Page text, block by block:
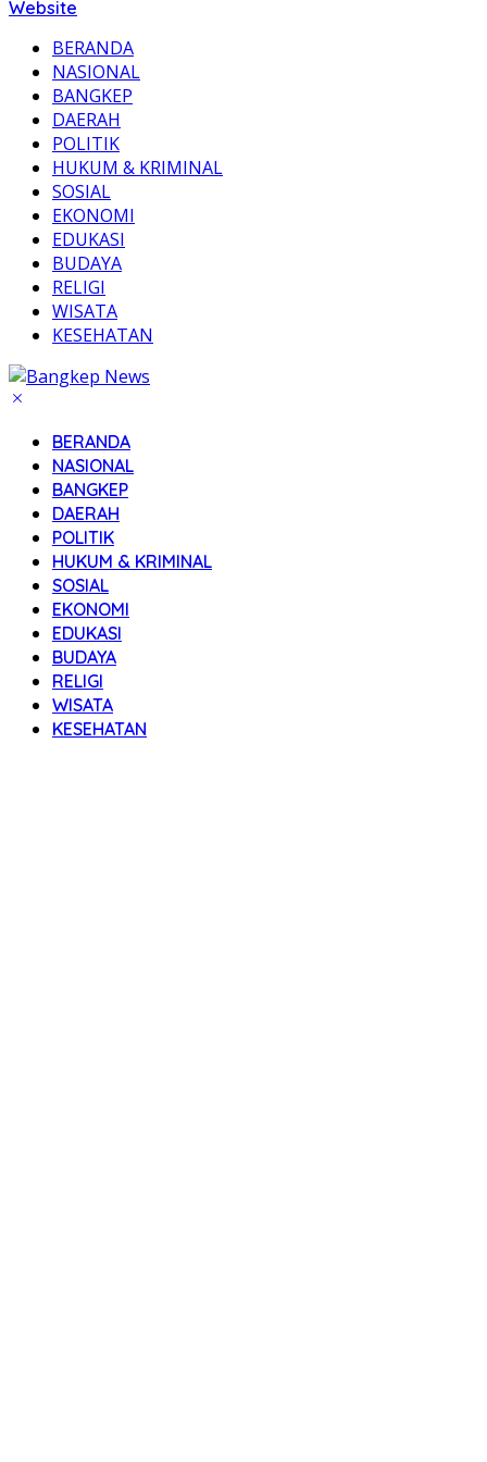
Website
BERANDA
NASIONAL
BANGKEP
DAERAH
POLITIK
HUKUM & KRIMINAL
SOSIAL
EKONOMI
EDUKASI
BUDAYA
RELIGI
WISATA
KESEHATAN
BERANDA
NASIONAL
BANGKEP
DAERAH
POLITIK
HUKUM & KRIMINAL
SOSIAL
EKONOMI
EDUKASI
BUDAYA
RELIGI
WISATA
KESEHATAN